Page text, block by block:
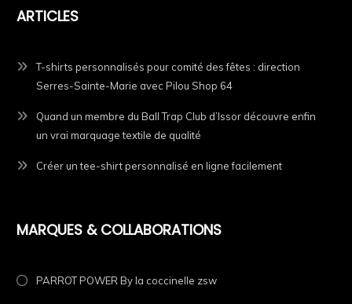
ARTICLES
T-shirts personnalisés pour comité des fêtes : direction
Serres-Sainte-Marie avec Pilou Shop 64
Quand un membre du Ball Trap Club d’Issor découvre enfin
un vrai marquage textile de qualité
Créer un tee-shirt personnalisé en ligne facilement
MARQUES & COLLABORATIONS
PARROT POWER By la coccinelle zsw